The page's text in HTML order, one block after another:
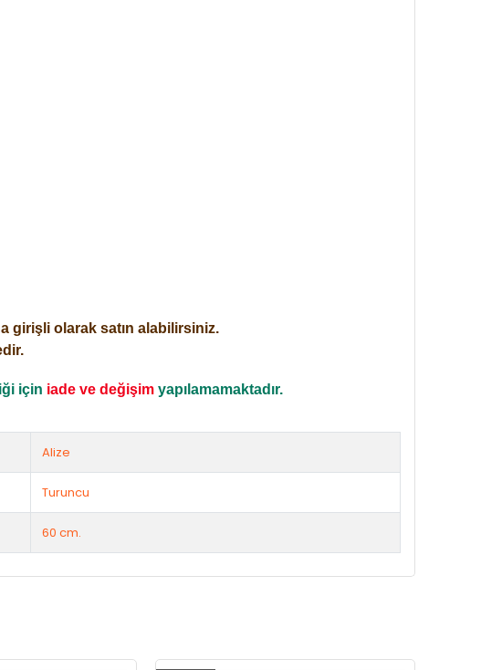
girişli olarak satın alabilirsiniz.
için iade ve değişim yapılamamaktadır.
Alize
Turuncu
60 cm.